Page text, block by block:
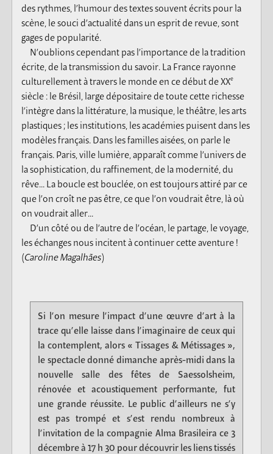
des rythmes, l’humour des textes souvent écrits pour la
scène, le souci d’actualité dans un esprit de revue, sont
gages de popularité.
N’oublions cependant pas l’importance de la tradition
écrite, de la transmission du savoir. La France rayonne
culturellement à travers le monde en ce début de XXe
siècle : le Brésil, large dépositaire de toute cette richesse
l’intègre dans la littérature, la musique, le théâtre, les arts
plastiques ; les institutions, les académies puisent dans les
modèles français. Dans les familles aisées, on parle le
français. Paris, ville lumière, apparaît comme l’univers de
la sophistication, du raffinement, de la modernité, du
rêve... La boucle est bouclée, on est toujours attiré par ce
que l’on croît ne pas être, ce que l’on voudrait être, là où
on voudrait aller...
D’un côté ou de l’autre de l’océan, le partage, le voyage,
les échanges nous incitent à continuer cette aventure !
(Caroline Magalhães)
Si l’on mesure l’impact d’une œuvre d’art à la
trace qu’elle laisse dans l’imaginaire de ceux qui
la contemplent, alors « Tissages & Métissages »,
le spectacle donné dimanche après-midi dans la
nouvelle salle des fêtes de Saessolsheim,
rénovée et acoustiquement performante, fut
une grande réussite. Le public d’ailleurs ne s’y
est pas trompé et s’est rendu nombreux à
l’invitation de la compagnie Alma Brasileira ce 3
décembre à 17 h 30 pour découvrir les liens tissés